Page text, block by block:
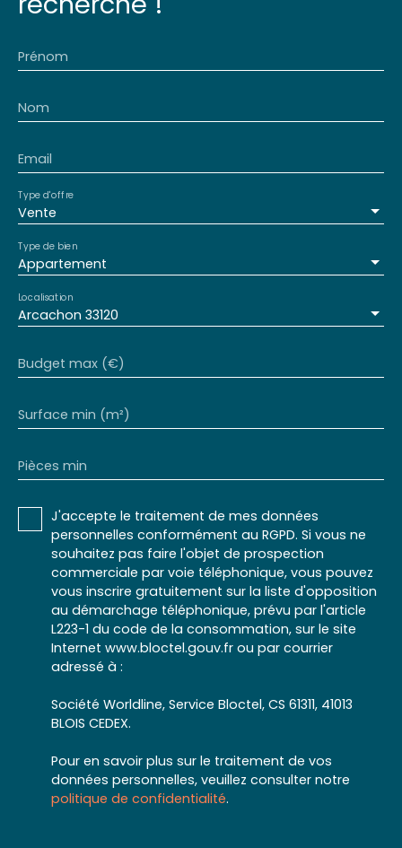
Prénom
Nom
Email
Vente
Type d'offre
Appartement
Type de bien
Arcachon 33120
Localisation
Budget max (€)
Surface min (m²)
Pièces min
J'accepte le traitement de mes données
personnelles conformément au RGPD. Si vous ne
souhaitez pas faire l'objet de prospection
commerciale par voie téléphonique, vous pouvez
vous inscrire gratuitement sur la liste d'opposition
au démarchage téléphonique, prévu par l'article
L223-1 du code de la consommation, sur le site
Internet www.bloctel.gouv.fr ou par courrier
adressé à :
Société Worldline, Service Bloctel, CS 61311, 41013
BLOIS CEDEX.
Pour en savoir plus sur le traitement de vos
données personnelles, veuillez consulter notre
politique de confidentialité.